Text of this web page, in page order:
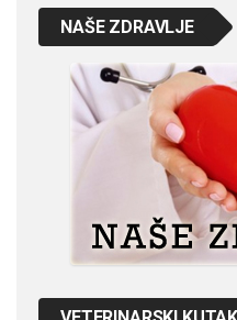
NAŠE ZDRAVLJE